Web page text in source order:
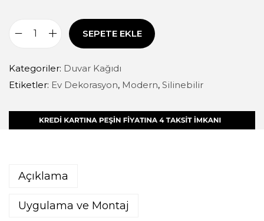
SEPETE EKLE
Kategoriler: Duvar Kağıdı
Etiketler: Ev Dekorasyon, Modern, Silinebilir
Açıklama
Uygulama ve Montaj